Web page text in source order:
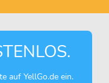
auf YellGo.de ein.